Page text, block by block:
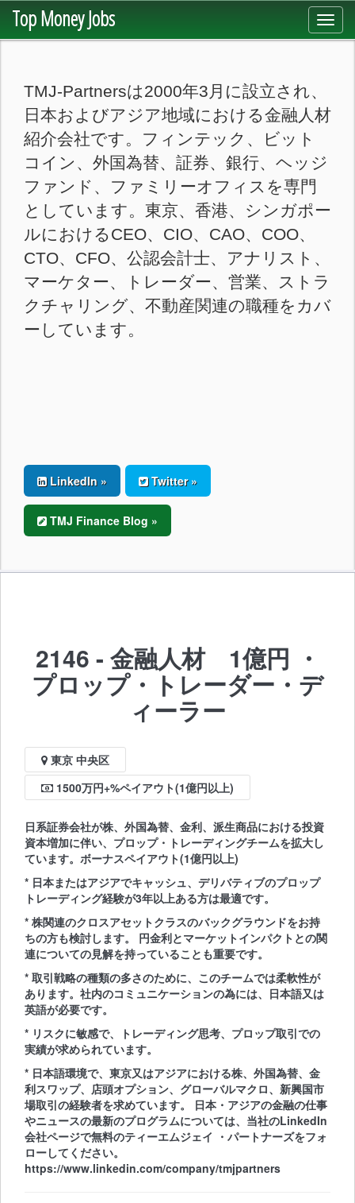
Top Money Jobs
TMJ-Partnersは2000年3月に設立され、
日本およびアジア地域における金融人材
紹介会社です。フィンテック、ビット
コイン、外国為替、証券、銀行、ヘッジ
ファンド、ファミリーオフィスを専門
としています。東京、香港、シンガポー
ルにおけるCEO、CIO、CAO、COO、
CTO、CFO、公認会計士、アナリスト、
マーケター、トレーダー、営業、ストラ
クチャリング、不動産関連の職種をカバ
ーしています。
LinkedIn » Twitter »
TMJ Finance Blog »
2146 - 金融人材 1億円 ・
プロップ・トレーダー・デ
ィーラー
東京 中央区
1500万円+%ペイアウト(1億円以上)
日系証券会社が株、外国為替、金利、派生商品における投資
資本増加に伴い、プロップ・トレーディングチームを拡大し
ています。ボーナスペイアウト(1億円以上)
* 日本またはアジアでキャッシュ、デリバティブのプロップ
トレーディング経験が3年以上ある方は最適です。
* 株関連のクロスアセットクラスのバックグラウンドをお持
ちの方も検討します。 円金利とマーケットインパクトとの関
連についての見解を持っていることも重要です。
* 取引戦略の種類の多さのために、このチームでは柔軟性が
あります。社内のコミュニケーションの為には、日本語又は
英語が必要です。
* リスクに敏感で、トレーディング思考、プロップ取引での
実績が求められています。
* 日本語環境で、東京又はアジアにおける株、外国為替、金
利スワップ、店頭オプション、グローバルマクロ、新興国市
場取引の経験者を求めています。 日本・アジアの金融の仕事
やニュースの最新のプログラムについては、当社のLinkedIn
会社ページで無料のティーエムジェイ ・パートナーズをフォ
ローしてください。
https://www.linkedin.com/company/tmjpartners